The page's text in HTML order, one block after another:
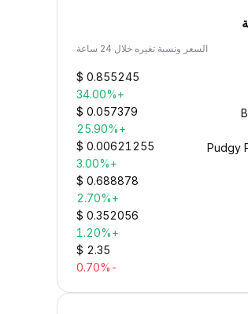
السعر ونسبة تغيره خلال 24 ساعة
$ 0.855245
+34.00%
$ 0.057379
+25.90%
Pudgy
$ 0.00621255
+3.00%
$ 0.688878
+2.70%
$ 0.352056
+1.20%
$ 2.35
-0.70%